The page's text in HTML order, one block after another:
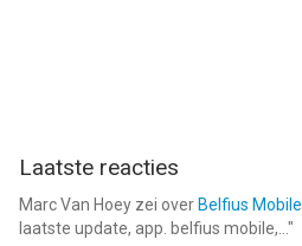
Laatste reacties
Marc Van Hoey zei over Belfius Mobile
laatste update, app. belfius mobile,... "